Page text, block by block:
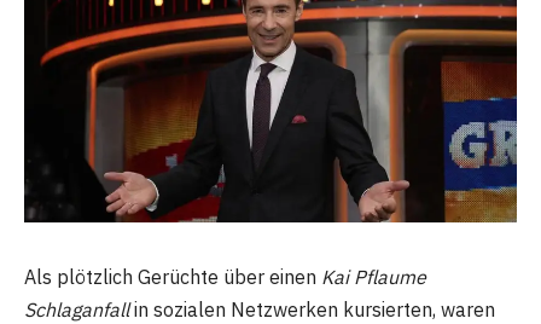
Als plötzlich Gerüchte über einen Kai Pflaume
Schlaganfallin sozialen Netzwerken kursierten, waren